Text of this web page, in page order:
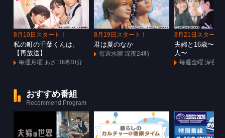
8月10日スタート！
私の町の千葉くんは。
【再放送】
毎週月曜 あさ10時30分
8月19日スタート！
君は夏のなか
毎週水曜 深夜24時
8月21日スタート
夫婦と16歳〜狂
人〜
毎週金曜 深夜1
おすすめ番組
Recommend Program